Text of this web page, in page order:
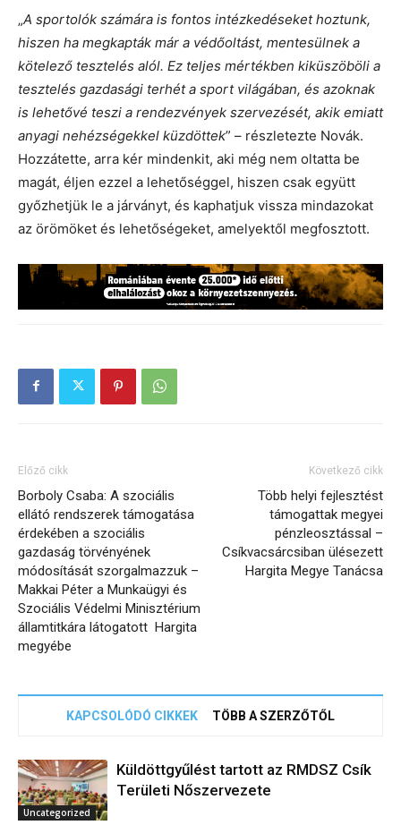
„A sportolók számára is fontos intézkedéseket hoztunk,
hiszen ha megkapták már a védőoltást, mentesülnek a
kötelező tesztelés alól. Ez teljes mértékben kiküszöböli a
tesztelés gazdasági terhét a sport világában, és azoknak
is lehetővé teszi a rendezvények szervezését, akik emiatt
anyagi nehézségekkel küzdöttek” – részletezte Novák.
Hozzátette, arra kér mindenkit, aki még nem oltatta be
magát, éljen ezzel a lehetőséggel, hiszen csak együtt
győzhetjük le a járványt, és kaphatjuk vissza mindazokat
az örömöket és lehetőségeket, amelyektől megfosztott.
Előző cikk
Borboly Csaba: A szociális
ellátó rendszerek támogatása
érdekében a szociális
gazdaság törvényének
módosítását szorgalmazzuk –
Makkai Péter a Munkaügyi és
Szociális Védelmi Minisztérium
államtitkára látogatott Hargita
megyébe
Következő cikk
Több helyi fejlesztést
támogattak megyei
pénzleosztással –
Csíkvacsárcsiban ülésezett
Hargita Megye Tanácsa
KAPCSOLÓDÓ CIKKEK TÖBB A SZERZŐTŐL
Uncategorized
Küldöttgyűlést tartott az RMDSZ Csík
Területi Nőszervezete